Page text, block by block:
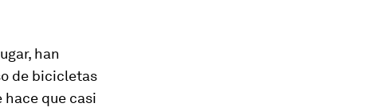
han
de bicicletas
hace que casi